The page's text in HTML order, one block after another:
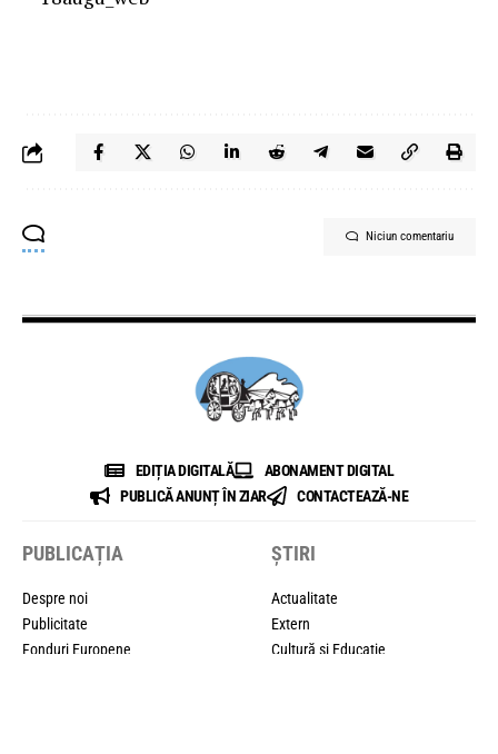
Niciun comentariu
EDIȚIA DIGITALĂ
ABONAMENT DIGITAL
PUBLICĂ ANUNȚ ÎN ZIAR
CONTACTEAZĂ-NE
PUBLICAȚIA
Despre noi
Publicitate
Fonduri Europene
ȘTIRI
Actualitate
Extern
Cultură și Educație